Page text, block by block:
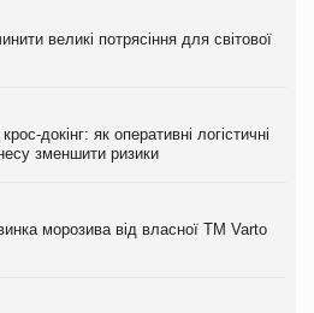
великі потрясіння для світової
докінг: як оперативні логістичні
зменшити ризики
морозива від власної ТМ Varto
морозива від власної ТМ Varto
«Хто б знав» про асортимент,
у VARUS з’явилися паучі
великі потрясіння для світової
у першому півріччі
9%